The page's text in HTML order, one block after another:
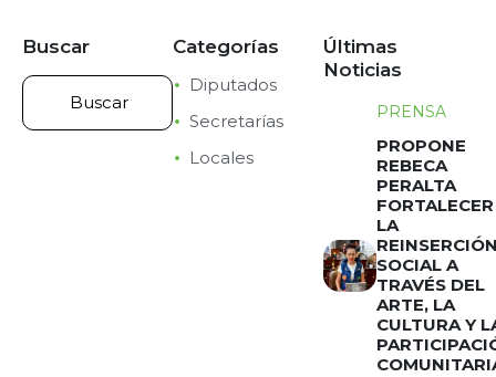
Buscar Categorías
Diputados
Secretarías
Locales
Últimas
Noticias
PRENSA
PROPONE
REBECA
PERALTA
FORTALECER
LA
SOCIAL A
TRAVÉS DEL
ARTE, LA
CULTURA Y